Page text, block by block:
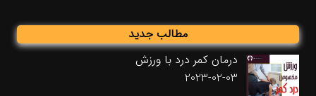
مطالب جدید
درمان کمر درد با ورزش
2023-02-03